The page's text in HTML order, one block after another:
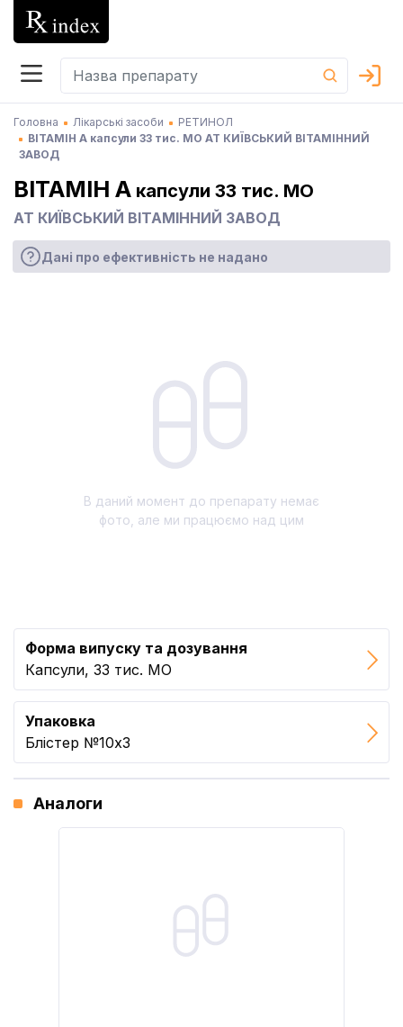
Головна Лікарські засоби
РЕТИНОЛ
ВІТАМІН A капсули 33 тис. МО АТ КИЇВСЬКИЙ ВІТАМІННИЙ
ЗАВОД
ВІТАМІН A капсули 33 тис. МО
АТ КИЇВСЬКИЙ ВІТАМІННИЙ ЗАВОД
Дані про ефективність не надано
В даний момент до препарату немає
фото, але ми працюємо над цим
Форма випуску та дозування
Капсули, 33 тис. МО
Упаковка
Блістер №10x3
Аналоги